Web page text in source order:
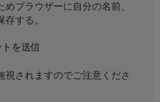
ブラウザーに自分の名前、
する。
視されますのでご注意くださ